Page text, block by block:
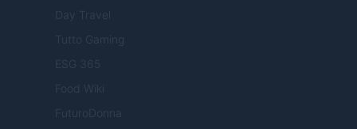
Day Travel
Tutto Gaming
ESG 365
Food Wiki
FuturoDonna